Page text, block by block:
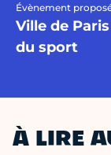
Évènement
Ville de
du sport
À LIRE